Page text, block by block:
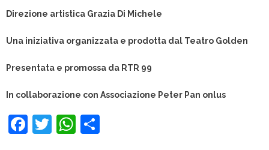
Direzione artistica Grazia Di Michele
Una iniziativa organizzata e prodotta dal Teatro Golden
Presentata e promossa da RTR 99
In collaborazione con Associazione Peter Pan onlus
F
T
W